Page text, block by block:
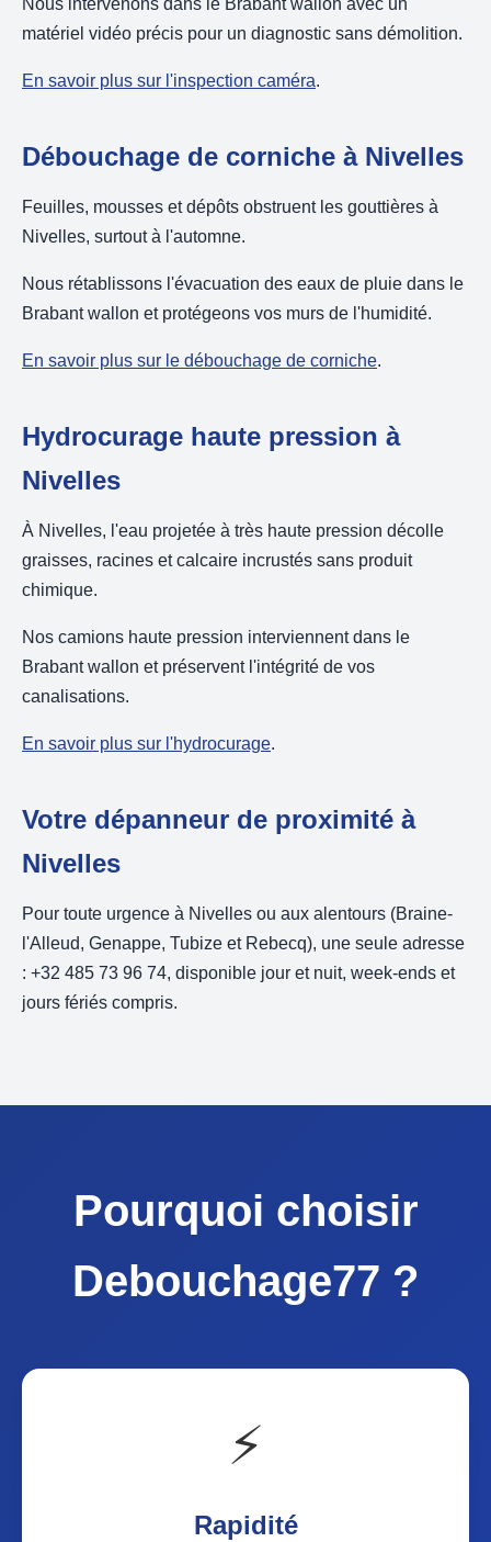
Nous intervenons dans le Brabant wallon avec un
matériel vidéo précis pour un diagnostic sans démolition.
En savoir plus sur l'inspection caméra.
Débouchage de corniche à Nivelles
Feuilles, mousses et dépôts obstruent les gouttières à
Nivelles, surtout à l'automne.
Nous rétablissons l'évacuation des eaux de pluie dans le
Brabant wallon et protégeons vos murs de l'humidité.
En savoir plus sur le débouchage de corniche.
Hydrocurage haute pression à
Nivelles
À Nivelles, l'eau projetée à très haute pression décolle
graisses, racines et calcaire incrustés sans produit
chimique.
Nos camions haute pression interviennent dans le
Brabant wallon et préservent l'intégrité de vos
canalisations.
En savoir plus sur l'hydrocurage.
Votre dépanneur de proximité à
Nivelles
Pour toute urgence à Nivelles ou aux alentours (Braine-
l'Alleud, Genappe, Tubize et Rebecq), une seule adresse
: +32 485 73 96 74, disponible jour et nuit, week-ends et
jours fériés compris.
Pourquoi choisir
Debouchage77 ?
⚡
Rapidité